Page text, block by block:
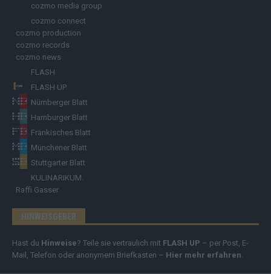
cozmo media group
cozmo connect
cozmo production
cozmo records
cozmo news
FLASH
FLASH UP
Nürnberger Blatt
Hamburger Blatt
Fränkisches Blatt
Münchener Blatt
Stuttgarter Blatt
KULINARIKUM.
Raffi Gasser
HINWEISGEBER
Hast du Hinweise? Teile sie vertraulich mit FLASH UP – per Post, E-
Mail, Telefon oder anonymem Briefkasten – Hier mehr erfahren